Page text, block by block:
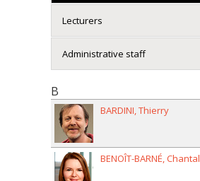
Lecturers
Administrative staff
B
BARDINI Thierry
BENOÎT-BARNÉ Chantal